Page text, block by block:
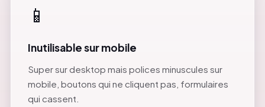
📱
Inutilisable sur mobile
Super sur desktop mais polices minuscules sur
mobile, boutons qui ne cliquent pas, formulaires
qui cassent.